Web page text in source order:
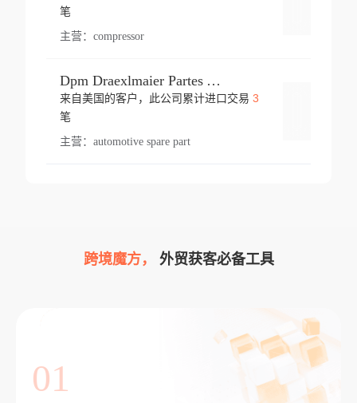
笔
主营： compressor
Dpm Draexlmaier Partes Automotrices Corr Ind Huejotzingo
来自美国的客户，此公司累计进口交易 3
笔
主营： automotive spare part
跨境魔方， 外贸获客必备工具
01